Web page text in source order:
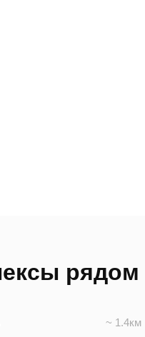
рядом
~ 1.4км